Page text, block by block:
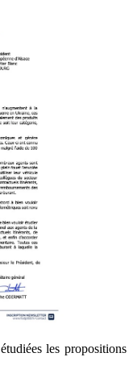
les propositions